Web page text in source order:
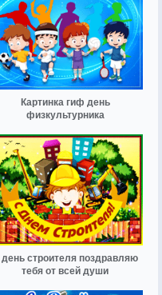
Картинка гиф день
физкультурника
день строителя поздравляю
тебя от всей души